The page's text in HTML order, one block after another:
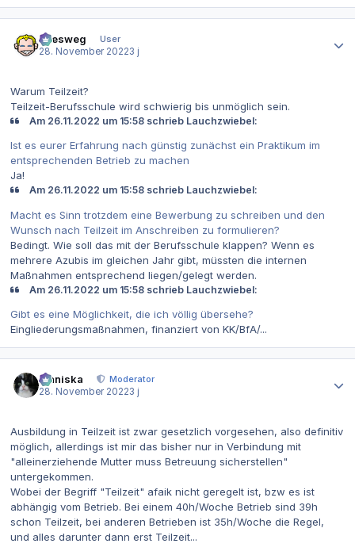
allesweg
User
28. November 20223 j
Warum Teilzeit?
Teilzeit-Berufsschule wird schwierig bis unmöglich sein.
Am 26.11.2022 um 15:58 schrieb Lauchzwiebel:
Ist es eurer Erfahrung nach günstig zunächst ein Praktikum im
entsprechenden Betrieb zu machen
Ja!
Am 26.11.2022 um 15:58 schrieb Lauchzwiebel:
Macht es Sinn trotzdem eine Bewerbung zu schreiben und den
Wunsch nach Teilzeit im Anschreiben zu formulieren?
Bedingt. Wie soll das mit der Berufsschule klappen? Wenn es
mehrere Azubis im gleichen Jahr gibt, müssten die internen
Maßnahmen entsprechend liegen/gelegt werden.
Am 26.11.2022 um 15:58 schrieb Lauchzwiebel:
Gibt es eine Möglichkeit, die ich völlig übersehe?
Eingliederungsmaßnahmen, finanziert von KK/BfA/...
Maniska
Moderator
28. November 20223 j
Ausbildung in Teilzeit ist zwar gesetzlich vorgesehen, also definitiv
möglich, allerdings ist mir das bisher nur in Verbindung mit
"alleinerziehende Mutter muss Betreuung sicherstellen"
untergekommen.
Wobei der Begriff "Teilzeit" afaik nicht geregelt ist, bzw es ist
abhängig vom Betrieb. Bei einem 40h/Woche Betrieb sind 39h
schon Teilzeit, bei anderen Betrieben ist 35h/Woche die Regel,
und alles darunter dann erst Teilzeit...